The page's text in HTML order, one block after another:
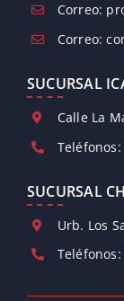
Correo:
Correo:
SUCURSAL
Calle La
SUCURSAL
Urb. Los